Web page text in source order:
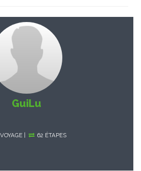
GuiLu
| 62 ÉTAPES